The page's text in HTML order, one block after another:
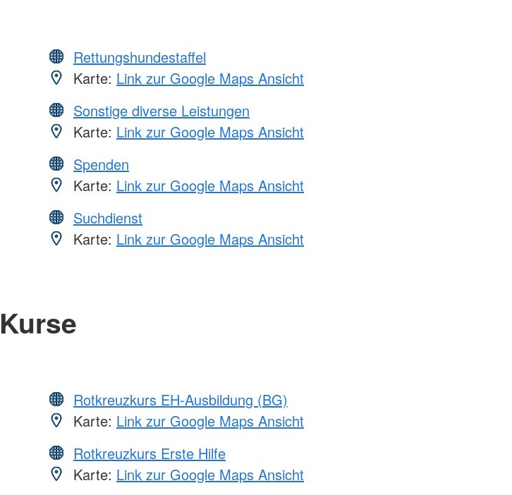
Rettungshundestaffel
Karte: Link zur Google Maps Ansicht
Sonstige diverse Leistungen
Karte: Link zur Google Maps Ansicht
Spenden
Karte: Link zur Google Maps Ansicht
Suchdienst
Karte: Link zur Google Maps Ansicht
Kurse
Rotkreuzkurs EH-Ausbildung (BG)
Karte: Link zur Google Maps Ansicht
Rotkreuzkurs Erste Hilfe
Karte: Link zur Google Maps Ansicht